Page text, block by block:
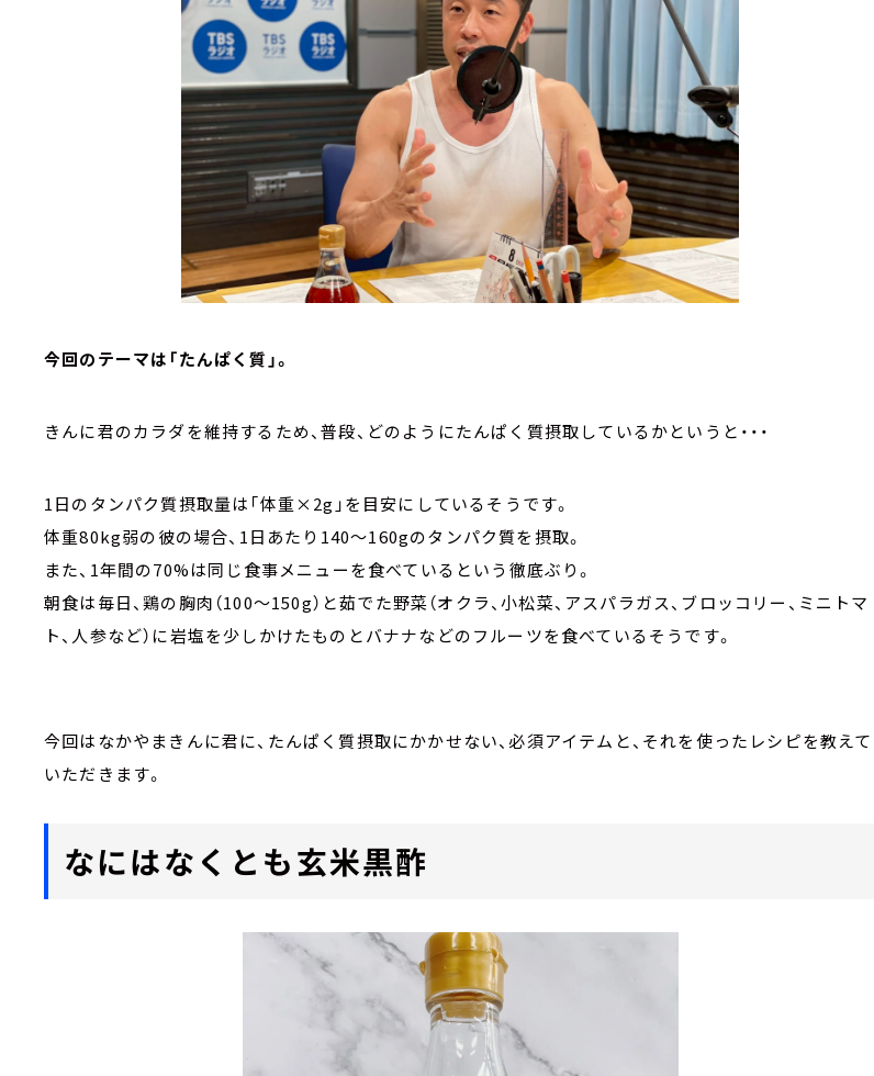
今回のテーマは「たんぱく質」。
きんに君のカラダを維持するため、普段、どのようにたんぱく質摂取しているかというと・・・
1日のタンパク質摂取量は「体重×2g」を目安にしているそうです。
体重80kg弱の彼の場合、1日あたり140～160gのタンパク質を摂取。
また、1年間の70%は同じ食事メニューを食べているという徹底ぶり。
朝食は毎日、鶏の胸肉（100～150g）と茹でた野菜（オクラ、小松菜、アスパラガス、ブロッコリー、ミニトマ
ト、人参など）に岩塩を少しかけたものとバナナなどのフルーツを食べているそうです。
今回はなかやまきんに君に、たんぱく質摂取にかかせない、必須アイテムと、それを使ったレシピを教えて
いただきます。
なにはなくとも玄米黒酢